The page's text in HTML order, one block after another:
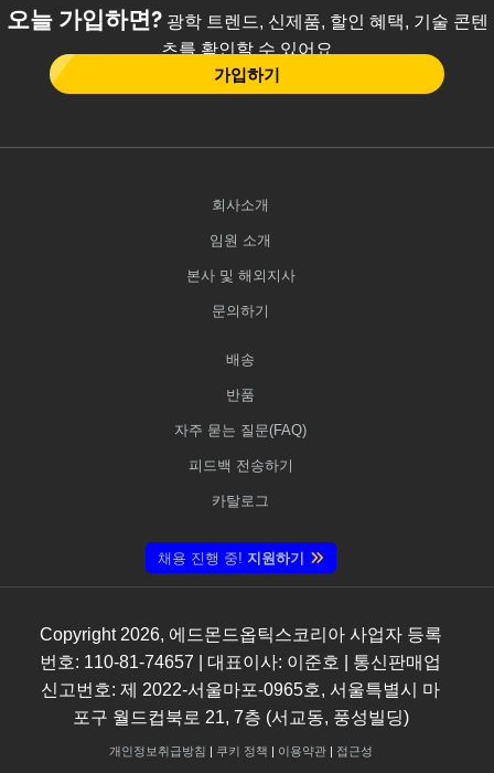
오늘 가입하면?광학 트렌드, 신제품, 할인 혜택, 기술 콘텐
츠를 확인할 수 있어요
가입하기
회사소개
임원 소개
본사 및 해외지사
문의하기
배송
반품
자주 묻는 질문(FAQ)
피드백 전송하기
카탈로그
채용 진행 중! 지원하기
Copyright 2026, 에드몬드옵틱스코리아 사업자 등록
번호: 110-81-74657 | 대표이사: 이준호 | 통신판매업
신고번호: 제 2022-서울마포-0965호, 서울특별시 마
포구 월드컵북로 21, 7층 (서교동, 풍성빌딩)
개인정보취급방침 | 쿠키 정책 | 이용약관| 접근성